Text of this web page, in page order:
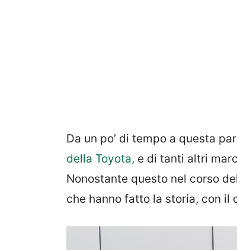
Da un po’ di tempo a questa
della Toyota, e di tanti altri
Nonostante questo nel corso
che hanno fatto la storia, con il